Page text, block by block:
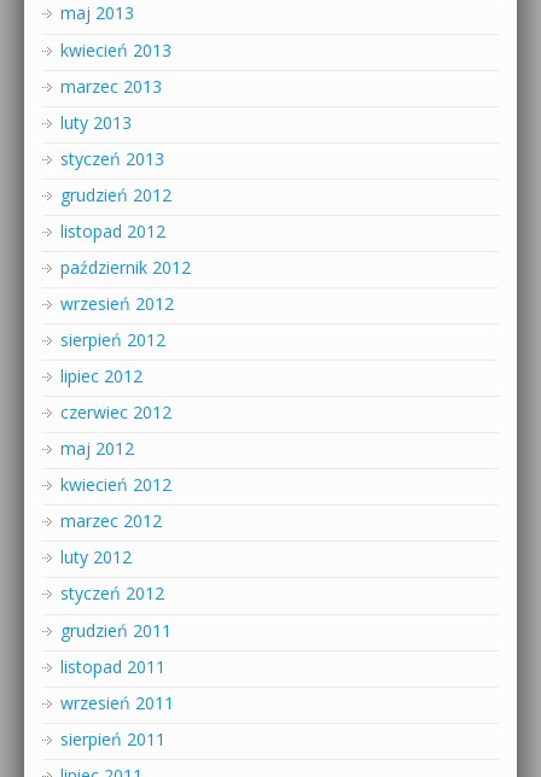
maj 2013
kwiecień 2013
marzec 2013
luty 2013
styczeń 2013
grudzień 2012
listopad 2012
październik 2012
wrzesień 2012
sierpień 2012
lipiec 2012
czerwiec 2012
maj 2012
kwiecień 2012
marzec 2012
luty 2012
styczeń 2012
grudzień 2011
listopad 2011
wrzesień 2011
sierpień 2011